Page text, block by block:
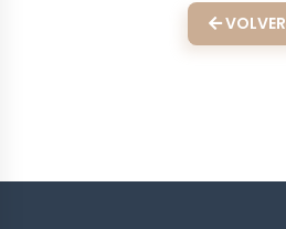
VOLVER